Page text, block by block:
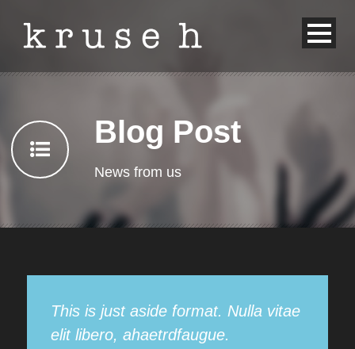
Blog Post
News from us
This is just aside format. Nulla vitae
elit libero, ahaetrdfaugue.